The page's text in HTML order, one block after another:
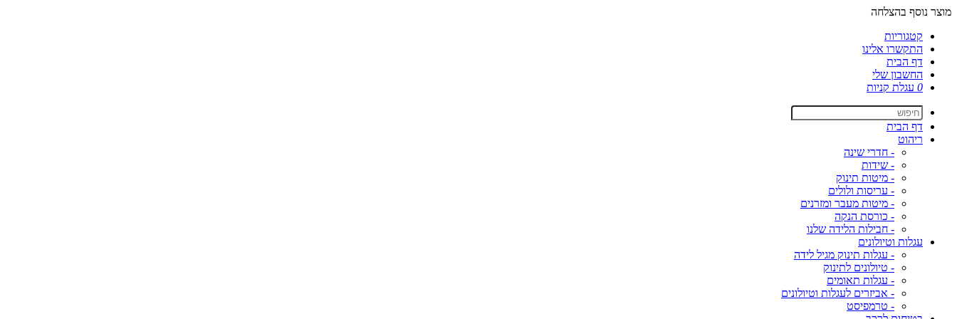
מוצר נוסף בהצלחה
קטגוריות
התקשרו אלינו
דף הבית
החשבון שלי
0 עגלת קניות
דף הבית
ריהוט
- חדרי שינה
- שידות
- מיטות תינוק
- עריסות ולולים
- מיטות מעבר ומזרנים
- כורסת הנקה
- חבילות הלידה שלנו
עגלות וטיולונים
- עגלות תינוק מגיל לידה
- טיולונים לתינוק
- עגלות תאומים
- אביזרים לעגלות וטיולונים
- טרמפיסט